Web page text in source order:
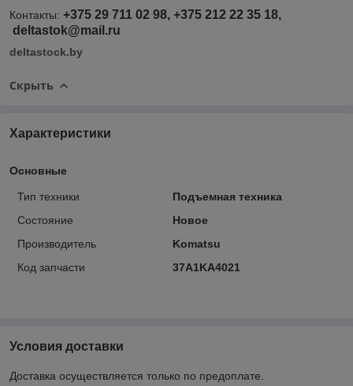
Контакты: +375 29 711 02 98, +375 212 22 35 18,
deltastok@mail.ru
deltastock.by
Скрыть
Характеристики
Основные
Тип техники
Подъемная техника
Состояние
Новое
Производитель
Komatsu
Код запчасти
37A1KA4021
Условия доставки
Доставка осуществляется только по предоплате.